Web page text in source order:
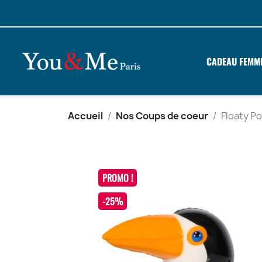
CADEAU
Accueil Nos Coups de coeur Floaty
PROMO !
-25%